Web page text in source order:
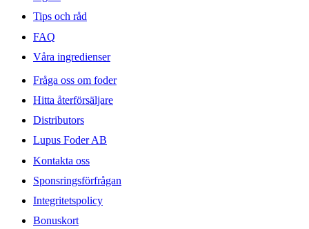
Tips och råd
FAQ
Våra ingredienser
Fråga oss om foder
Hitta återförsäljare
Distributors
Lupus Foder AB
Kontakta oss
Sponsringsförfrågan
Integritetspolicy
Bonuskort